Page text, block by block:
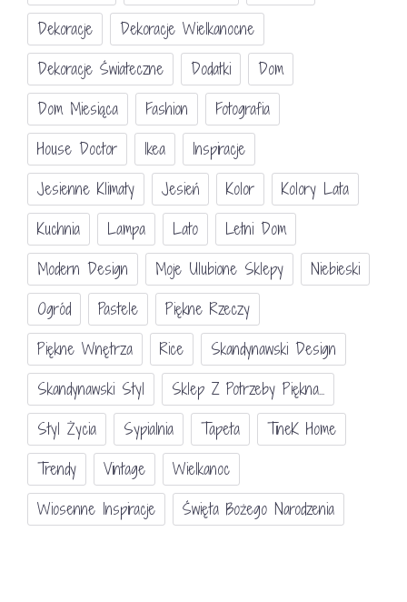
Dekoracje
Dekoracje Wielkanocne
Dekoracje Świateczne
Dodatki
Dom
Dom Miesiąca
Fashion
Fotografia
House Doctor
Ikea
Inspiracje
Jesienne Klimaty
Jesień Kolor
Kolory Lata
Kuchnia
Lampa Lato
Letni Dom
Modern Design
Moje Ulubione Sklepy
Niebieski
Ogród
Pastele
Piękne Rzeczy
Piękne Wnętrza
Rice
Skandynawski Design
Skandynawski Styl
Sklep Z Potrzeby Piękna...
Styl Życia
Sypialnia Tapeta
TineK Home
Trendy
Vintage
Wielkanoc
Wiosenne Inspiracje
Święta Bożego Narodzenia